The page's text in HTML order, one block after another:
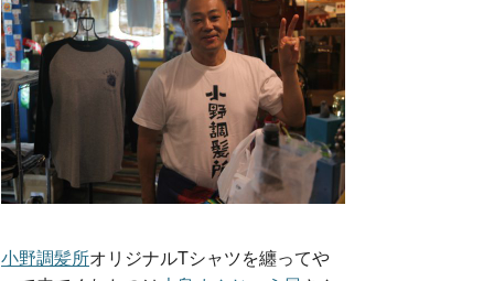
小野調髪所オリジナルTシャツを纏ってや